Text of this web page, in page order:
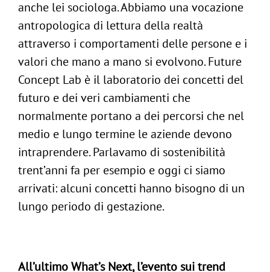
anche lei sociologa. Abbiamo una vocazione
antropologica di lettura della realtà
attraverso i comportamenti delle persone e i
valori che mano a mano si evolvono. Future
Concept Lab è il laboratorio dei concetti del
futuro e dei veri cambiamenti che
normalmente portano a dei percorsi che nel
medio e lungo termine le aziende devono
intraprendere. Parlavamo di sostenibilità
trent’anni fa per esempio e oggi ci siamo
arrivati: alcuni concetti hanno bisogno di un
lungo periodo di gestazione.
All’ultimo What’s Next, l’evento sui trend